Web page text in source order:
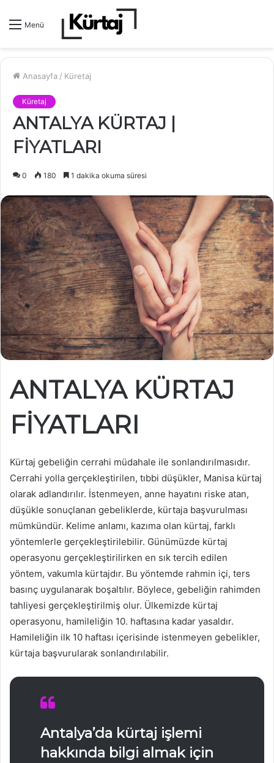
Menü
Anasayfa / Küretaj
Küretaj
ANTALYA KÜRTAJ |
FİYATLARI
0 180 1 dakika okuma süresi
ANTALYA KÜRTAJ
FİYATLARI
Kürtaj gebeliğin cerrahi müdahale ile sonlandırılmasıdır.
Cerrahi yolla gerçekleştirilen, tıbbi düşükler, Manisa kürtaj
olarak adlandırılır. İstenmeyen, anne hayatını riske atan,
düşükle sonuçlanan gebeliklerde, kürtaja başvurulması
mümkündür. Kelime anlamı, kazıma olan kürtaj, farklı
yöntemlerle gerçekleştirilebilir. Günümüzde kürtaj
operasyonu gerçekleştirilirken en sık tercih edilen
yöntem, vakumla kürtajdır. Bu yöntemde rahmin içi, ters
basınç uygulanarak boşaltılır. Böylece, gebeliğin rahimden
tahliyesi gerçekleştirilmiş olur. Ülkemizde kürtaj
operasyonu, hamileliğin 10. haftasına kadar yasaldır.
Hamileliğin ilk 10 haftası içerisinde istenmeyen gebelikler,
kürtaja başvurularak sonlandırılabilir.
Antalya’da kürtaj işlemi
hakkında bilgi almak için